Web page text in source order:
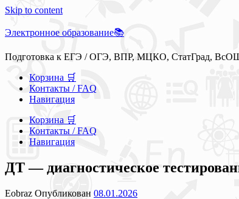
Skip to content
Электронное образование📚
Подготовка к ЕГЭ / ОГЭ, ВПР, МЦКО, СтатГрад,
Корзина 🛒
Контакты / FAQ
Навигация
Корзина 🛒
Контакты / FAQ
Навигация
ДТ — диагностическое
Eobraz Опубликован 08.01.2026